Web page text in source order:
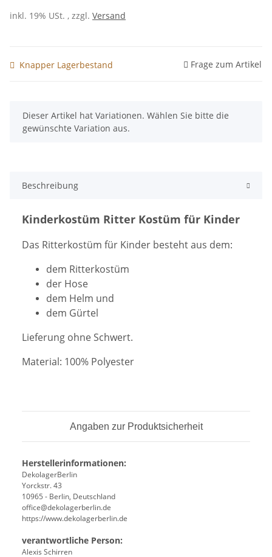
inkl. 19% USt. , zzgl. Versand
Knapper Lagerbestand Frage zum Artikel
x
Dieser Artikel hat Variationen. Wählen Sie bitte die
gewünschte Variation aus.
Beschreibung
Kinderkostüm Ritter Kostüm für Kinder
Das Ritterkostüm für Kinder besteht aus dem:
dem Ritterkostüm
der Hose
dem Helm und
dem Gürtel
Lieferung ohne Schwert.
Material: 100% Polyester
Angaben zur Produktsicherheit
Herstellerinformationen:
DekolagerBerlin
Yorckstr. 43
10965 - Berlin, Deutschland
office@dekolagerberlin.de
https://www.dekolagerberlin.de
verantwortliche Person:
Alexis Schirren